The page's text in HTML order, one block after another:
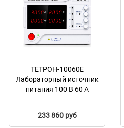
ТЕТРОН-10060Е
Лабораторный источник
питания 100 В 60 А
233 860 руб